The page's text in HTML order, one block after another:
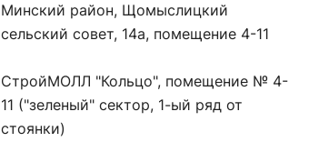
Минский район, Щомыслицкий
сельский совет, 14а, помещение 4-11
СтройМОЛЛ "Кольцо", помещение № 4-
11 ("зеленый" сектор, 1-ый ряд от
стоянки)